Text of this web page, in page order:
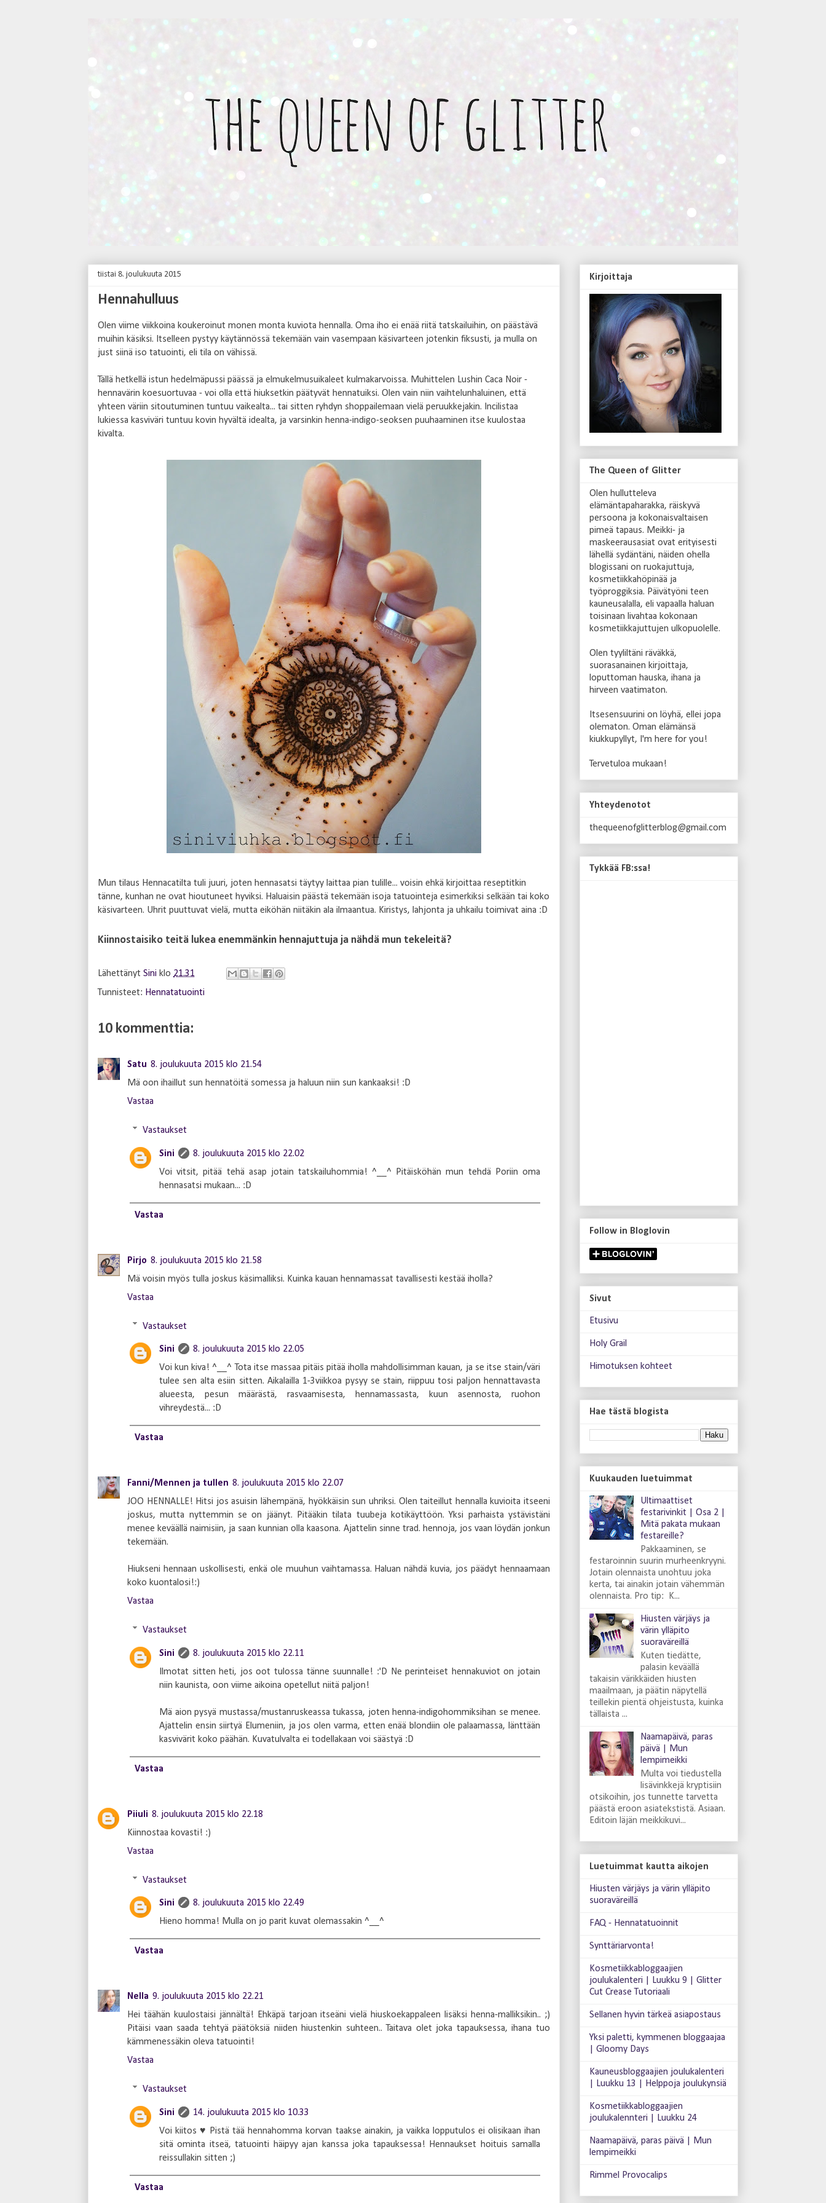
tiistai 8. joulukuuta 2015
Hennahulluus
Olen viime viikkoina koukeroinut monen monta kuviota hennalla. Oma iho ei enää riitä tatskailuihin, on päästävä
muihin käsiksi. Itselleen pystyy käytännössä tekemään vain vasempaan käsivarteen jotenkin fiksusti, ja mulla on
just siinä iso tatuointi, eli tila on vähissä.
Tällä hetkellä istun hedelmäpussi päässä ja elmukelmusuikaleet kulmakarvoissa. Muhittelen Lushin Caca Noir -
hennavärin koesuortuvaa - voi olla että hiuksetkin päätyvät hennatuiksi. Olen vain niin vaihtelunhaluinen, että
yhteen väriin sitoutuminen tuntuu vaikealta... tai sitten ryhdyn shoppailemaan vielä peruukkejakin. Incilistaa
lukiessa kasviväri tuntuu kovin hyvältä idealta, ja varsinkin henna-indigo-seoksen puuhaaminen itse kuulostaa
kivalta.
Mun tilaus Hennacatilta tuli juuri, joten hennasatsi täytyy laittaa pian tulille... voisin ehkä kirjoittaa reseptitkin
tänne, kunhan ne ovat hioutuneet hyviksi. Haluaisin päästä tekemään isoja tatuointeja esimerkiksi selkään tai koko
käsivarteen. Uhrit puuttuvat vielä, mutta eiköhän niitäkin ala ilmaantua. Kiristys, lahjonta ja uhkailu toimivat aina :D
Kiinnostaisiko teitä lukea enemmänkin hennajuttuja ja nähdä mun tekeleitä?
Lähettänyt Sini klo 21.31
Tunnisteet: Hennatatuointi
10 kommenttia:
Satu 8. joulukuuta 2015 klo 21.54
Mä oon ihaillut sun hennatöitä somessa ja haluun niin sun kankaaksi! :D
Vastaa
Vastaukset
Sini
8. joulukuuta 2015 klo 22.02
Voi vitsit, pitää tehä asap jotain tatskailuhommia! ^__^ Pitäisköhän mun tehdä Poriin oma
hennasatsi mukaan... :D
Vastaa
Pirjo 8. joulukuuta 2015 klo 21.58
Mä voisin myös tulla joskus käsimalliksi. Kuinka kauan hennamassat tavallisesti kestää iholla?
Vastaa
Vastaukset
Sini
8. joulukuuta 2015 klo 22.05
Voi kun kiva! ^__^ Tota itse massaa pitäis pitää iholla mahdollisimman kauan, ja se itse stain/väri
tulee sen alta esiin sitten. Aikalailla 1-3viikkoa pysyy se stain, riippuu tosi paljon hennattavasta
alueesta, pesun määrästä, rasvaamisesta, hennamassasta, kuun asennosta, ruohon
vihreydestä... :D
Vastaa
Fanni/Mennen ja tullen 8. joulukuuta 2015 klo 22.07
JOO HENNALLE! Hitsi jos asuisin lähempänä, hyökkäisin sun uhriksi. Olen taiteillut hennalla kuvioita itseeni
joskus, mutta nyttemmin se on jäänyt. Pitääkin tilata tuubeja kotikäyttöön. Yksi parhaista ystävistäni
menee keväällä naimisiin, ja saan kunnian olla kaasona. Ajattelin sinne trad. hennoja, jos vaan löydän jonkun
tekemään.
Hiukseni hennaan uskollisesti, enkä ole muuhun vaihtamassa. Haluan nähdä kuvia, jos päädyt hennaamaan
koko kuontalosi!:)
Vastaa
Vastaukset
Sini
8. joulukuuta 2015 klo 22.11
Ilmotat sitten heti, jos oot tulossa tänne suunnalle! :'D Ne perinteiset hennakuviot on jotain
niin kaunista, oon viime aikoina opetellut niitä paljon!
Mä aion pysyä mustassa/mustanruskeassa tukassa, joten henna-indigohommiksihan se menee.
Ajattelin ensin siirtyä Elumeniin, ja jos olen varma, etten enää blondiin ole palaamassa, länttään
kasvivärit koko päähän. Kuvatulvalta ei todellakaan voi säästyä :D
Vastaa
Piiuli 8. joulukuuta 2015 klo 22.18
Kiinnostaa kovasti! :)
Vastaa
Vastaukset
Sini
8. joulukuuta 2015 klo 22.49
Hieno homma! Mulla on jo parit kuvat olemassakin ^__^
Vastaa
Nella 9. joulukuuta 2015 klo 22.21
Hei täähän kuulostaisi jännältä! Ehkäpä tarjoan itseäni vielä hiuskoekappaleen lisäksi henna-malliksikin.. ;)
Pitäisi vaan saada tehtyä päätöksiä niiden hiustenkin suhteen.. Taitava olet joka tapauksessa, ihana tuo
kämmenessäkin oleva tatuointi!
Vastaa
Vastaukset
Sini
14. joulukuuta 2015 klo 10.33
Voi kiitos ♥ Pistä tää hennahomma korvan taakse ainakin, ja vaikka lopputulos ei olisikaan ihan
sitä ominta itseä, tatuointi häipyy ajan kanssa joka tapauksessa! Hennaukset hoituis samalla
reissullakin sitten ;)
Vastaa
Kirjoittaja
The Queen of Glitter
Olen hullutteleva
elämäntapaharakka, räiskyvä
persoona ja kokonaisvaltaisen
pimeä tapaus. Meikki- ja
maskeerausasiat ovat erityisesti
lähellä sydäntäni, näiden ohella
blogissani on ruokajuttuja,
kosmetiikkahöpinää ja
työproggiksia. Päivätyöni teen
kauneusalalla, eli vapaalla haluan
toisinaan livahtaa kokonaan
kosmetiikkajuttujen ulkopuolelle.
Olen tyyliltäni räväkkä,
suorasanainen kirjoittaja,
loputtoman hauska, ihana ja
hirveen vaatimaton.
Itsesensuurini on löyhä, ellei jopa
olematon. Oman elämänsä
kiukkupyllyt, I'm here for you!
Tervetuloa mukaan!
Yhteydenotot
thequeenofglitterblog@gmail.com
Tykkää FB:ssa!
Follow in Bloglovin
Sivut
Etusivu
Holy Grail
Himotuksen kohteet
Hae tästä blogista
Kuukauden luetuimmat
Ultimaattiset
festarivinkit | Osa 2 |
Mitä pakata mukaan
festareille?
Pakkaaminen, se
festaroinnin suurin murheenkryyni.
Jotain olennaista unohtuu joka
kerta, tai ainakin jotain vähemmän
olennaista. Pro tip: K...
Hiusten värjäys ja
värin ylläpito
suoraväreillä
Kuten tiedätte,
palasin keväällä
takaisin värikkäiden hiusten
maailmaan, ja päätin näpytellä
teillekin pientä ohjeistusta, kuinka
tällaista ...
Naamapäivä, paras
päivä | Mun
lempimeikki
Multa voi tiedustella
lisävinkkejä kryptisiin
otsikoihin, jos tunnette tarvetta
päästä eroon asiatekstistä. Asiaan.
Editoin läjän meikkikuvi...
Luetuimmat kautta aikojen
Hiusten värjäys ja värin ylläpito
suoraväreillä
FAQ - Hennatatuoinnit
Synttäriarvonta!
Kosmetiikkabloggaajien
joulukalenteri | Luukku 9 | Glitter
Cut Crease Tutoriaali
Sellanen hyvin tärkeä asiapostaus
Yksi paletti, kymmenen bloggaajaa
| Gloomy Days
Kauneusbloggaajien joulukalenteri
| Luukku 13 | Helppoja joulukynsiä
Kosmetiikkabloggaajien
joulukalennteri | Luukku 24
Naamapäivä, paras päivä | Mun
lempimeikki
Rimmel Provocalips